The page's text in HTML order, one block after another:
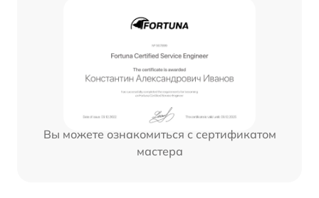
Вы можете ознакомиться с сертификатом
мастера